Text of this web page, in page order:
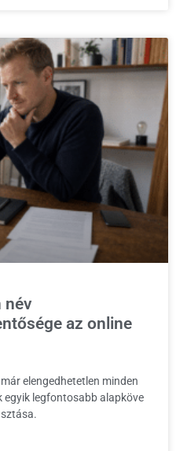
név
az online
elengedhetetlen minden
egyik legfontosabb alapköve